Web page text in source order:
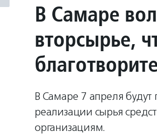
В Самаре
вторсырье,
В Самаре 7 апреля
реализации сырья
организациям.